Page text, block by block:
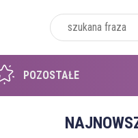
POZOSTAŁE